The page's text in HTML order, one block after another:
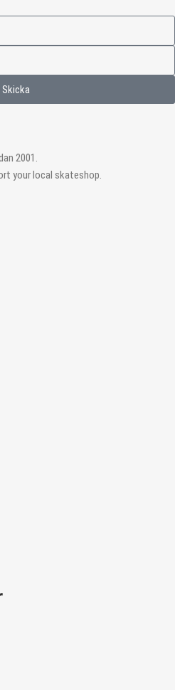
Skicka
2001.
your local skateshop.